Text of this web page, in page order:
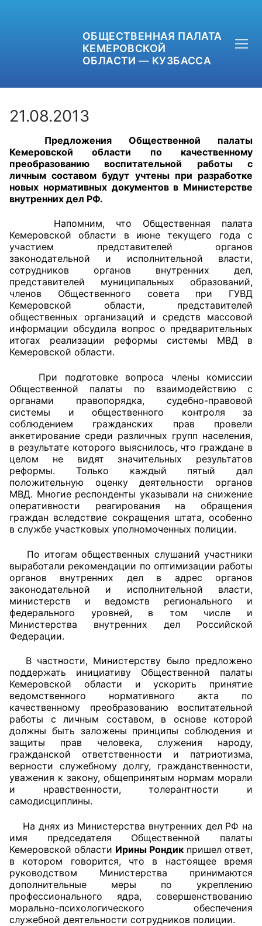
ОБЩЕСТВЕННАЯ ПАЛАТА
КЕМЕРОВСКОЙ
ОБЛАСТИ — КУЗБАССА
+7 (3842) 58-82-40
OPKO42@BK.RU
ОБРАТНАЯ СВЯЗЬ
Главная
Общественные советы
Общественные советы при территориальных
органах федеральных органов
Общественные советы по проведению
независимой оценки качества условий
оказания услуг
О Палате
Структура Палаты
Комиссии
Экспертный совет ОП КО
Совет ОП КО
Общественный штаб
Члены ОП КО
Документы ОП КО
Кодекс этики ОП КО
Положения
Соглашения
Рекомендации
Порядок работы ЦОН
Аппарат ОП КО
УСТАВ ГКУ “АППАРАТ ОП КО”
Доходы руководителя за 2024 г.
21.08.2013
Предложения Общественной палаты
Кемеровской области по качественному
преобразованию воспитательной работы с
личным составом будут учтены при разработке
новых нормативных документов в Министерстве
внутренних дел РФ.
Напомним, что Общественная палата
Кемеровской области в июне текущего года с
участием представителей органов
законодательной и исполнительной власти,
сотрудников органов внутренних дел,
представителей муниципальных образований,
членов Общественного совета при ГУВД
Кемеровской области, представителей
общественных организаций и средств массовой
информации обсудила вопрос о предварительных
итогах реализации реформы системы МВД в
Кемеровской области.
При подготовке вопроса члены комиссии
Общественной палаты по взаимодействию с
органами правопорядка, судебно-правовой
системы и общественного контроля за
соблюдением гражданских прав провели
анкетирование среди различных групп населения,
в результате которого выяснилось, что граждане в
целом не видят значительных результатов
реформы. Только каждый пятый дал
положительную оценку деятельности органов
МВД. Многие респонденты указывали на снижение
оперативности реагирования на обращения
граждан вследствие сокращения штата, особенно
в службе участковых уполномоченных полиции.
По итогам общественных слушаний участники
выработали рекомендации по оптимизации работы
органов внутренних дел в адрес органов
законодательной и исполнительной власти,
министерств и ведомств регионального и
федерального уровней, в том числе и
Министерства внутренних дел Российской
Федерации.
В частности, Министерству было предложено
поддержать инициативу Общественной палаты
Кемеровской области и ускорить принятие
ведомственного нормативного акта по
качественному преобразованию воспитательной
работы с личным составом, в основе которой
должны быть заложены принципы соблюдения и
защиты прав человека, служения народу,
гражданской ответственности и патриотизма,
верности служебному долгу, гражданственности,
уважения к закону, общепринятым нормам морали
и нравственности, толерантности и
самодисциплины.
На днях из Министерства внутренних дел РФ на
имя председателя Общественной палаты
Кемеровской области Ирины Рондик пришел ответ,
в котором говорится, что в настоящее время
руководством Министерства принимаются
дополнительные меры по укреплению
профессионального ядра, совершенствованию
морально-психологического обеспечения
служебной деятельности сотрудников полиции.